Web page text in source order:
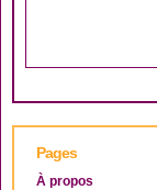
Pages
À propos